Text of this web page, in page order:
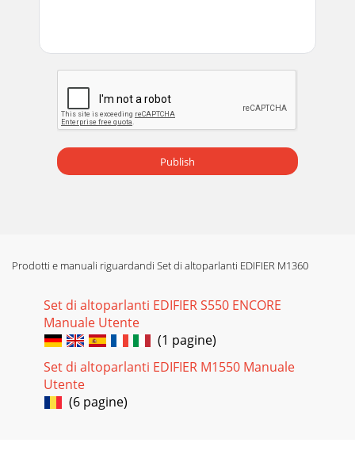
Publish
Prodotti e manuali riguardandi Set di altoparlanti EDIFIER M1360
Set di altoparlanti EDIFIER S550 ENCORE
Manuale Utente
(1 pagine)
Set di altoparlanti EDIFIER M1550 Manuale
Utente
(6 pagine)